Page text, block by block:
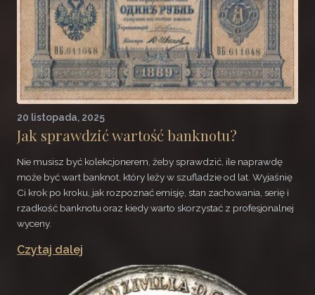
20 listopada, 2025
Jak sprawdzić wartość banknotu?
Nie musisz być kolekcjonerem, żeby sprawdzić, ile naprawdę
może być wart banknot, który leży w szufladzie od lat. Wyjaśnię
Ci krok po kroku, jak rozpoznać emisję, stan zachowania, serię i
rzadkość banknotu oraz kiedy warto skorzystać z profesjonalnej
wyceny.
Czytaj dalej